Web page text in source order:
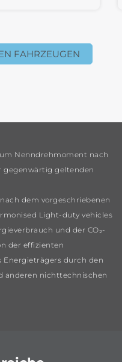
FAHRZEUGEN
Nenndrehmoment nach
gegenwärtig geltenden
dem vorgeschriebenen
Light-duty vehicles
und der CO₂-
der effizienten
Energieträgers durch den
anderen nichttechnischen